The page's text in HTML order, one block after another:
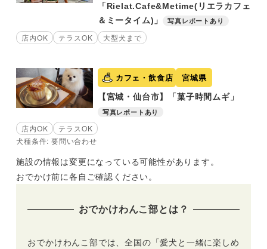
「Rielat.Cafe&Metime(リエラカフェ
＆ミータイム)」
写真レポートあり
店内OK テラスOK 大型犬まで
カフェ・飲食店 宮城県
【宮城・仙台市】「菓子時間ムギ」
写真レポートあり
店内OK
テラスOK
犬種条件: 要問い合わせ
施設の情報は変更になっている可能性があります。
おでかけ前に各自ご確認ください。
おでかけわんこ部とは？
おでかけわんこ部では、全国の「愛犬と一緒に楽しめ